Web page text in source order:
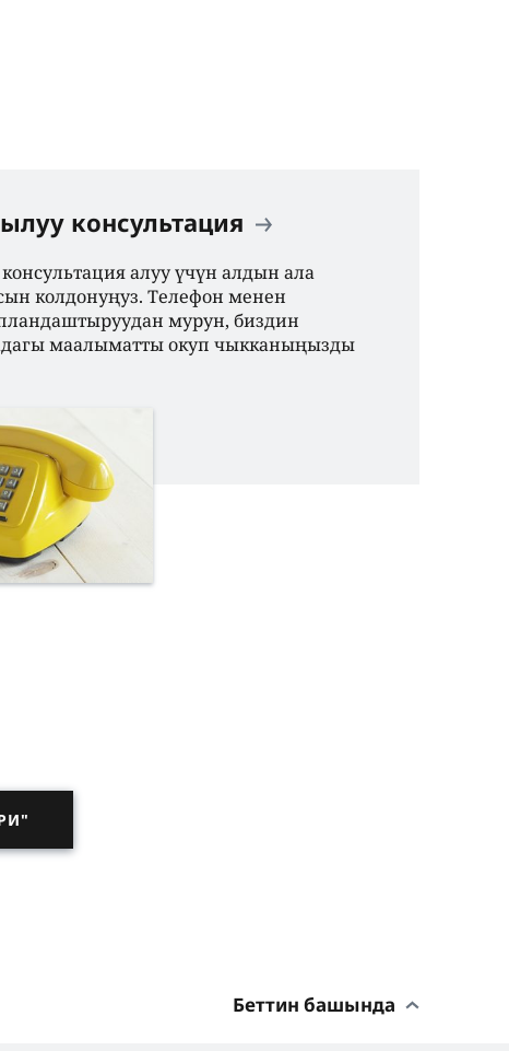
консультация
алуу үчүн алдын ала
колдонуңуз. Телефон менен
мурун, биздин
маалыматты окуп чыкканыңызды
Беттин башында